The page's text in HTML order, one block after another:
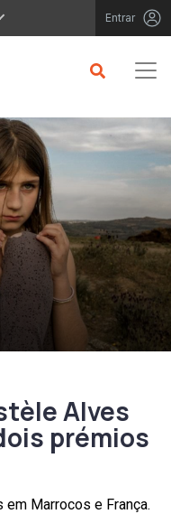
Entrar
Alves
prémios
Marrocos e França.